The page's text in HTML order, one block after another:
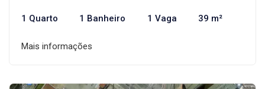
1 Quarto 1 Banheiro 1 Vaga 39 m²
Mais informações